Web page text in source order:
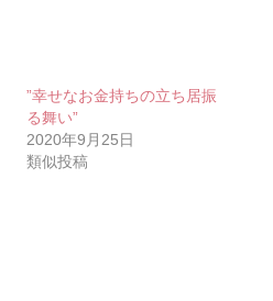
”幸せなお金持ちの立ち居振
る舞い”
2020年9月25日
類似投稿